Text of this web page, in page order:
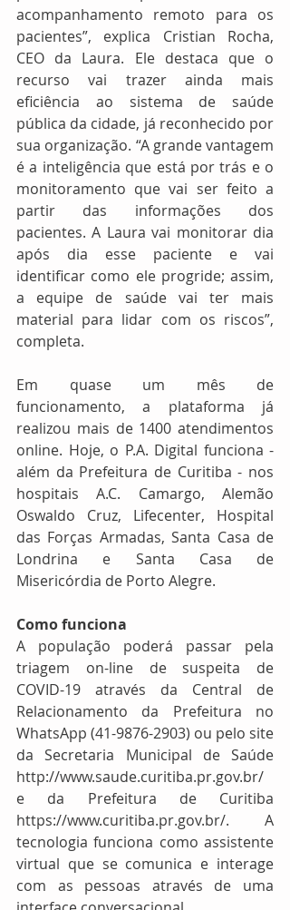
acompanhamento remoto para os
pacientes”, explica Cristian Rocha,
CEO da Laura. Ele destaca que o
recurso vai trazer ainda mais
eficiência ao sistema de saúde
pública da cidade, já reconhecido por
sua organização. “A grande vantagem
é a inteligência que está por trás e o
monitoramento que vai ser feito a
partir das informações dos
pacientes. A Laura vai monitorar dia
após dia esse paciente e vai
identificar como ele progride; assim,
a equipe de saúde vai ter mais
material para lidar com os riscos”,
completa.
Em quase um mês de
funcionamento, a plataforma já
realizou mais de 1400 atendimentos
online. Hoje, o P.A. Digital funciona -
além da Prefeitura de Curitiba - nos
hospitais A.C. Camargo, Alemão
Oswaldo Cruz, Lifecenter, Hospital
das Forças Armadas, Santa Casa de
Londrina e Santa Casa de
Misericórdia de Porto Alegre.
Como funciona
A população poderá passar pela
triagem on-line de suspeita de
COVID-19 através da Central de
Relacionamento da Prefeitura no
WhatsApp (41-9876-2903) ou pelo site
da Secretaria Municipal de Saúde
http://www.saude.curitiba.pr.gov.br/
e da Prefeitura de Curitiba
https://www.curitiba.pr.gov.br/.  A
tecnologia funciona como assistente
virtual que se comunica e interage
com as pessoas através de uma